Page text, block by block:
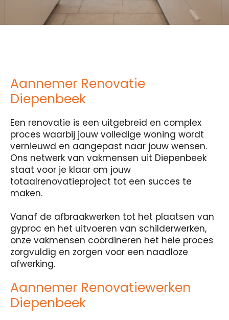
Aannemer Renovatie
Diepenbeek
Een renovatie is een uitgebreid en complex
proces waarbij jouw volledige woning wordt
vernieuwd en aangepast naar jouw wensen.
Ons netwerk van vakmensen uit Diepenbeek
staat voor je klaar om jouw
totaalrenovatieproject tot een succes te
maken.
Vanaf de afbraakwerken tot het plaatsen van
gyproc en het uitvoeren van schilderwerken,
onze vakmensen coördineren het hele proces
zorgvuldig en zorgen voor een naadloze
afwerking.
Aannemer Renovatiewerken
Diepenbeek